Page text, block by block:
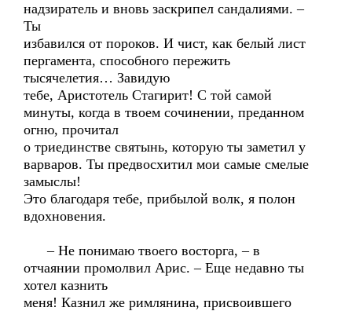
надзиратель и вновь заскрипел сандалиями. –
Ты
избавился от пороков. И чист, как белый лист
пергамента, способного пережить
тысячелетия… Завидую
тебе, Аристотель Стагирит! С той самой
минуты, когда в твоем сочинении, преданном
огню, прочитал
о триединстве святынь, которую ты заметил у
варваров. Ты предвосхитил мои самые смелые
замыслы!
Это благодаря тебе, прибылой волк, я полон
вдохновения.
– Не понимаю твоего восторга, – в
отчаянии промолвил Арис. – Еще недавно ты
хотел казнить
меня! Казнил же римлянина, присвоившего